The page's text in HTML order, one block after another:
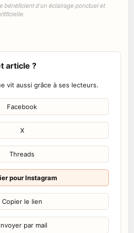
bénéficient d’un éclairage ponctuel et
article ?
vit aussi grâce à ses lecteurs.
Facebook
X
Threads
pour Instagram
Copier le lien
par mail